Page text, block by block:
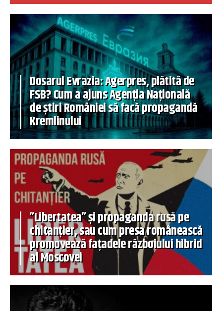
Dosarul Evrazia: Agerpres, plătită de
FSB? Cum a ajuns Agenția Națională
de știri României să facă propagandă
Kremlinului
”Libertatea” și propaganda rusă pe
chitanțier, sau cum presa românească
promovează fațadele războiului hibrid
al Moscovei